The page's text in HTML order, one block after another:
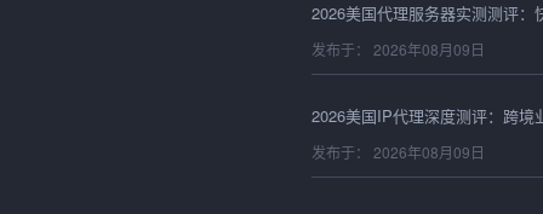
发布于： 2026年08月09日
发布于： 2026年08月09日